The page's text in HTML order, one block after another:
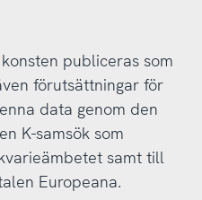
publiceras som
förutsättningar för
data genom den
K-samsök som
samt till
Europeana.